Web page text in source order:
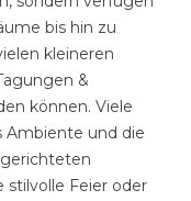
bis hin zu
kleineren
&
können. Viele
Ambiente und die
stilvolle Feier oder